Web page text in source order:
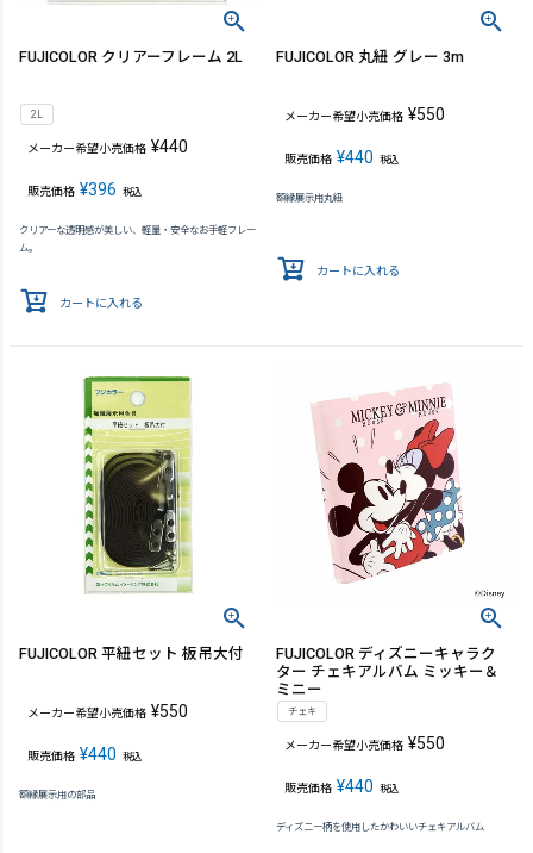
FUJICOLOR クリアーフレーム 2L
2L
メーカー希望小売価格 ¥440
販売価格 ¥396 税込
クリアーな透明感が美しい、軽量・安全なお手軽フレー
ム。
カートに入れる
FUJICOLOR 丸紐 グレー 3m
メーカー希望小売価格 ¥550
販売価格 ¥440 税込
額縁展示用丸紐
カートに入れる
FUJICOLOR 平紐セット 板吊大付
メーカー希望小売価格 ¥550
販売価格 ¥440 税込
額縁展示用の部品
FUJICOLOR ディズニーキャラク
ター チェキアルバム ミッキー＆
ミニー
チェキ
メーカー希望小売価格 ¥550
販売価格 ¥440 税込
ディズニー柄を使用したかわいいチェキアルバム